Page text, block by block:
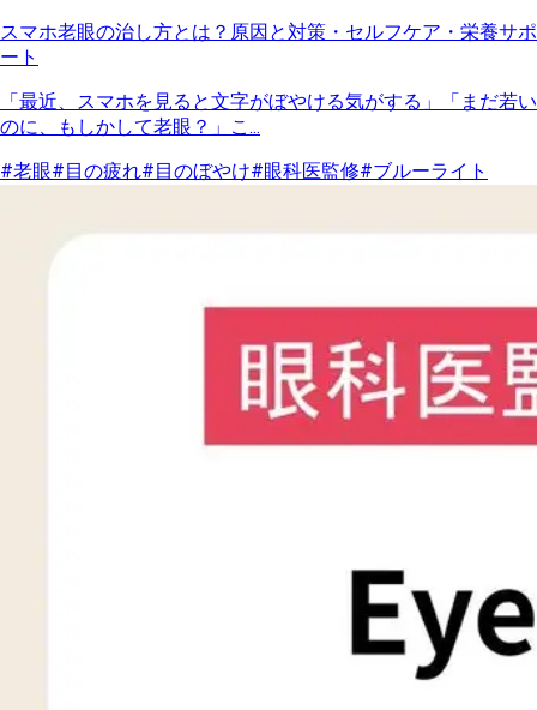
スマホ老眼の治し方とは？原因と対策・セルフケア・栄養サポ
ート
「最近、スマホを見ると文字がぼやける気がする」「まだ若い
のに、もしかして老眼？」こ...
#老眼#目の疲れ#目のぼやけ#眼科医監修#ブルーライト